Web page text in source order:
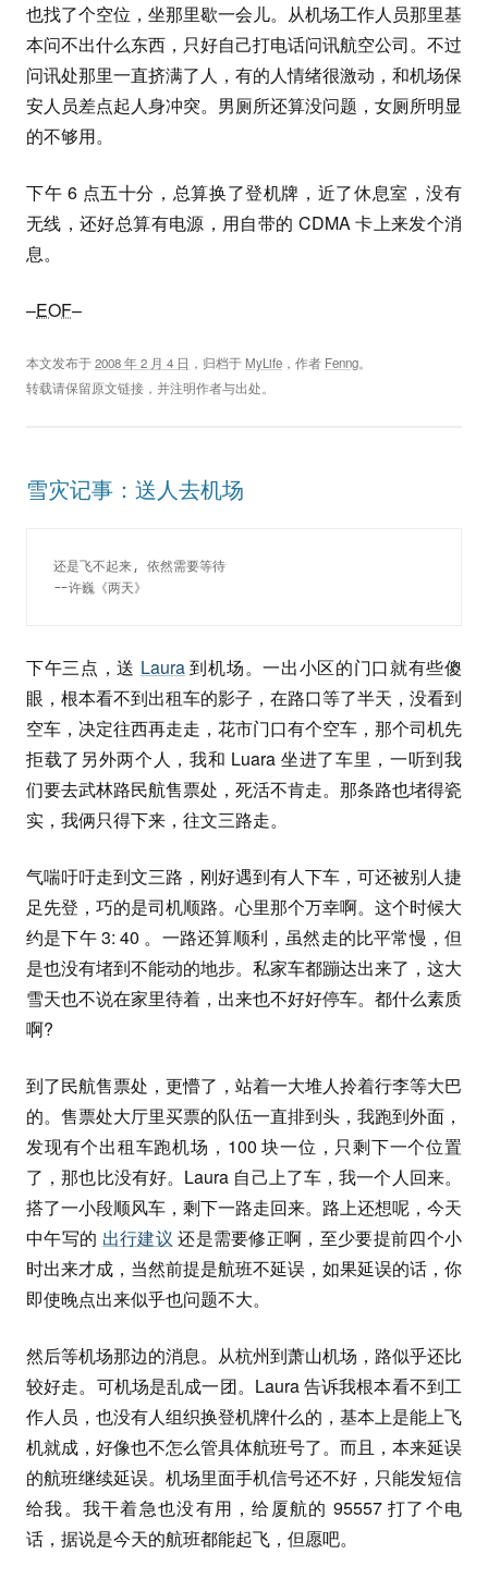
也找了个空位，坐那里歇一会儿。从机场工作人员那里基
本问不出什么东西，只好自己打电话问讯航空公司。不过
问讯处那里一直挤满了人，有的人情绪很激动，和机场保
安人员差点起人身冲突。男厕所还算没问题，女厕所明显
的不够用。
下午 6 点五十分，总算换了登机牌，近了休息室，没有
无线，还好总算有电源，用自带的 CDMA 卡上来发个消
息。
–EOF–
本文发布于2008 年 2 月 4 日 ，归档于 MyLife ，作者 Fenng。
转载请保留原文链接，并注明作者与出处。
雪灾记事：送人去机场
还是飞不起来, 依然需要等待
--许巍《两天》
下午三点，送 Laura到机场。一出小区的门口就有些傻
眼，根本看不到出租车的影子，在路口等了半天，没看到
空车，决定往西再走走，花市门口有个空车，那个司机先
拒载了另外两个人，我和 Luara 坐进了车里，一听到我
们要去武林路民航售票处，死活不肯走。那条路也堵得瓷
实，我俩只得下来，往文三路走。
气喘吁吁走到文三路，刚好遇到有人下车，可还被别人捷
足先登，巧的是司机顺路。心里那个万幸啊。这个时候大
约是下午 3: 40 。一路还算顺利，虽然走的比平常慢，但
是也没有堵到不能动的地步。私家车都蹦达出来了，这大
雪天也不说在家里待着，出来也不好好停车。都什么素质
啊?
到了民航售票处，更懵了，站着一大堆人拎着行李等大巴
的。售票处大厅里买票的队伍一直排到头，我跑到外面，
发现有个出租车跑机场，100 块一位，只剩下一个位置
了，那也比没有好。Laura 自己上了车，我一个人回来。
搭了一小段顺风车，剩下一路走回来。路上还想呢，今天
中午写的 出行建议 还是需要修正啊，至少要提前四个小
时出来才成，当然前提是航班不延误，如果延误的话，你
即使晚点出来似乎也问题不大。
然后等机场那边的消息。从杭州到萧山机场，路似乎还比
较好走。可机场是乱成一团。Laura 告诉我根本看不到工
作人员，也没有人组织换登机牌什么的，基本上是能上飞
机就成，好像也不怎么管具体航班号了。而且，本来延误
的航班继续延误。机场里面手机信号还不好，只能发短信
给我。我干着急也没有用，给厦航的 95557 打了个电
话，据说是今天的航班都能起飞，但愿吧。